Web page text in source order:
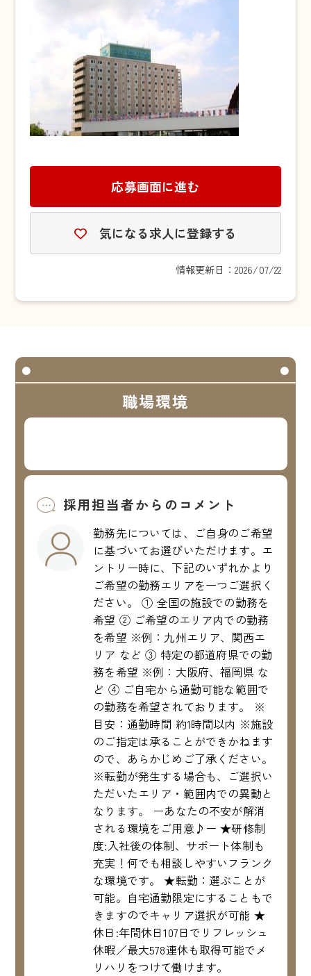
応募画面に進む
気になる求人に登録する
情報更新日：2026/07/22
職場環境
採用担当者からのコメント
勤務先については、ご自身のご希望
に基づいてお選びいただけます。エ
ントリー時に、下記のいずれかより
ご希望の勤務エリアを一つご選択く
ださい。 ① 全国の施設での勤務を
希望 ② ご希望のエリア内での勤務
を希望 ※例：九州エリア、関西エ
リア など ③ 特定の都道府県での勤
務を希望 ※例：大阪府、福岡県 な
ど ④ ご自宅から通勤可能な範囲で
の勤務を希望されております。 ※
目安：通勤時間 約1時間以内 ※施設
のご指定は承ることができかねます
ので、あらかじめご了承ください。
※転勤が発生する場合も、ご選択い
ただいたエリア・範囲内での異動と
なります。 ーあなたの不安が解消
される環境をご用意♪ー ★研修制
度:入社後の体制、サポート体制も
充実！何でも相談しやすいフランク
な環境です。 ★転勤：選ぶことが
可能。自宅通勤限定にすることもで
きますのでキャリア選択が可能 ★
休日:年間休日107日でリフレッシュ
休暇／最大578連休も取得可能でメ
リハリをつけて働けます。